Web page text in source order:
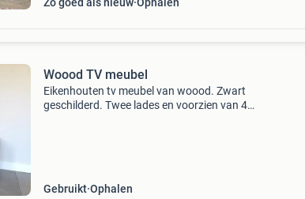
Woood TV meubel
Eikenhouten tv meubel van woood. Zwart
geschilderd. Twee lades en voorzien van 4
Gebruikt Ophalen